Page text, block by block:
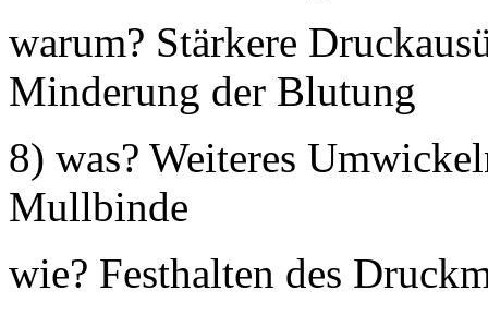
warum? Stärkere
Minderung der Blutung
8) was? Weiteres
Mullbinde
wie? Festhalten des